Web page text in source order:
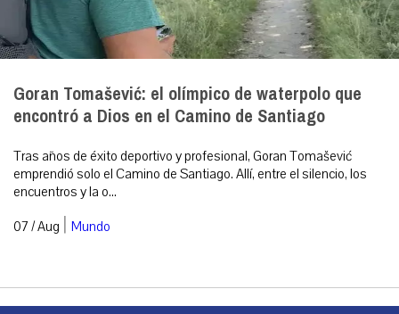
Goran Tomašević: el olímpico de waterpolo que
encontró a Dios en el Camino de Santiago
Tras años de éxito deportivo y profesional, Goran Tomašević
emprendió solo el Camino de Santiago. Allí, entre el silencio, los
encuentros y la o...
07 / Aug | Mundo